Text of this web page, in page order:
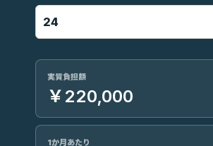
実質負担額
￥220,000
1か月あたり